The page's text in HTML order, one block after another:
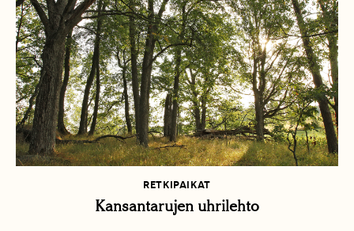
RETKIPAIKAT
Kansantarujen uhrilehto